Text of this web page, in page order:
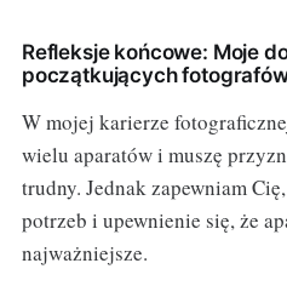
Refleksje końcowe: Moje
początkujących
W mojej karierze
wielu aparatów i muszę
trudny. Jednak zapewniam
potrzeb i upewnienie się, że
najważniejsze.